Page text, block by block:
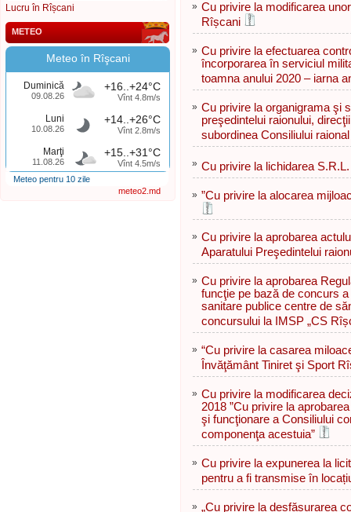
Lucru în Rîșcani
METEO
Meteo în Rîşcani
Duminică
09.08.26
+16..+24°C
Vînt 4.8m/s
Luni
10.08.26
+14..+26°C
Vînt 2.8m/s
Marţi
11.08.26
+15..+31°C
Vînt 4.5m/s
Meteo pentru 10 zile
meteo2.md
» Cu privire la modificarea
Rîșcani
» Cu privire la efectuarea
încorporarea în serviciul
toamna anului 2020 – iarna
» Cu privire la organigrama şi
preşedintelui raionului,
subordinea Consiliului
» Cu privire la lichidarea S.R.L.
» ”Сu privire la alocarea
» Cu privire la aprobarea
Aparatului Preşedintelui
» Cu privire la aprobarea
funcţie pe bază de concurs
sanitare publice centre de
concursului la IMSP „CS
» “Cu privire la casarea
Învăţământ Tiniret şi Sport
» Cu privire la modificarea
2018 ”Cu privire la
şi funcţionare a Consiliului
componenţa acestuia”
» Cu privire la expunerea la
pentru a fi transmise în
» „Cu privire la desfășurarea